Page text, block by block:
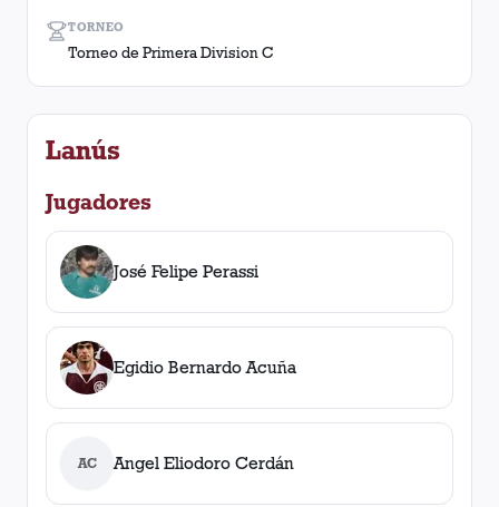
TORNEO
Torneo de Primera Division C
Lanús
Jugadores
José Felipe Perassi
Egidio Bernardo Acuña
AC Angel Eliodoro Cerdán